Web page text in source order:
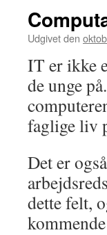
Udgivet den
IT er ikke
de unge
faglige liv
Det er
dette felt,